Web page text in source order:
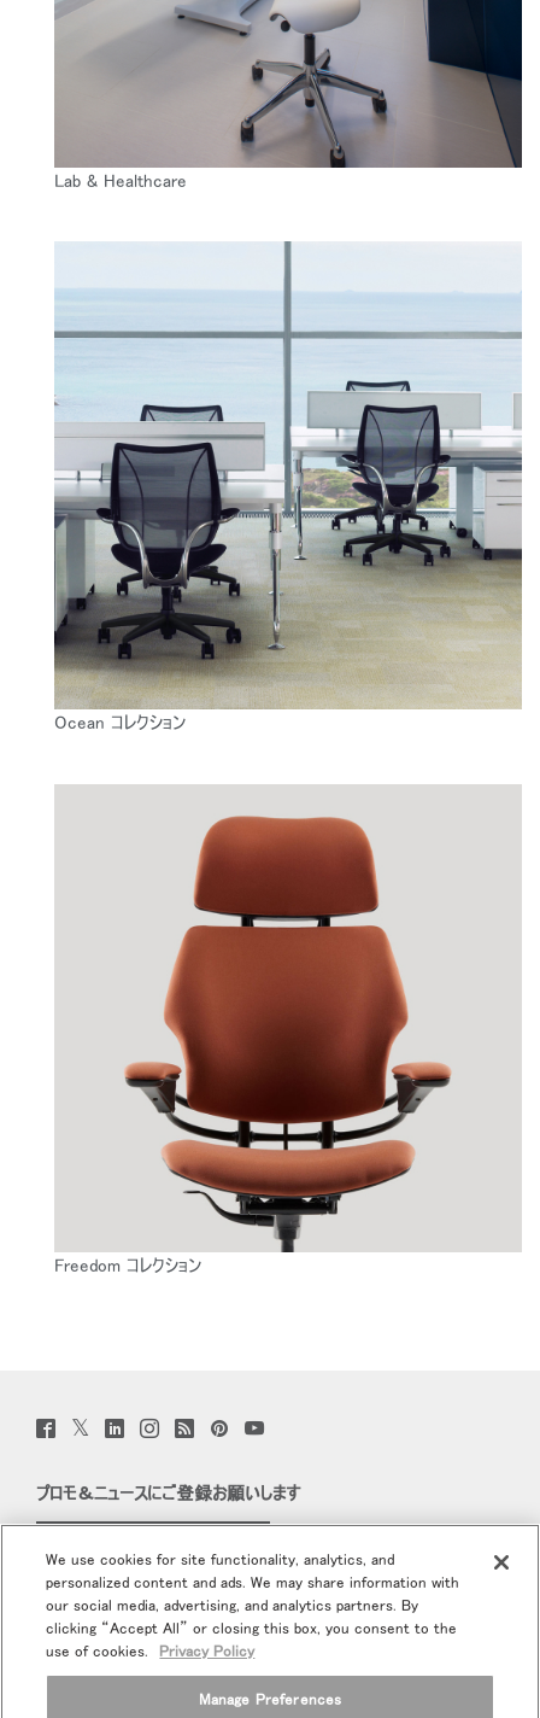
Lab & Healthcare
Ocean コレクション
Freedom コレクション
Facebook
(opens
Twitter
(opens
LinkedIn
(opens
Instagram
(opens
Humanscale
Blog
window)
PinterstYouTube
プロモ＆ニュースにご登録お願いします
当社について
エルゴノミクス
We use cookies for site functionality, analytics, and
personalized content and ads. We may share information with
our social media, advertising, and analytics partners. By
clicking “Accept All” or closing this box, you consent to the
use of cookies.
Privacy Policy
Manage Preferences